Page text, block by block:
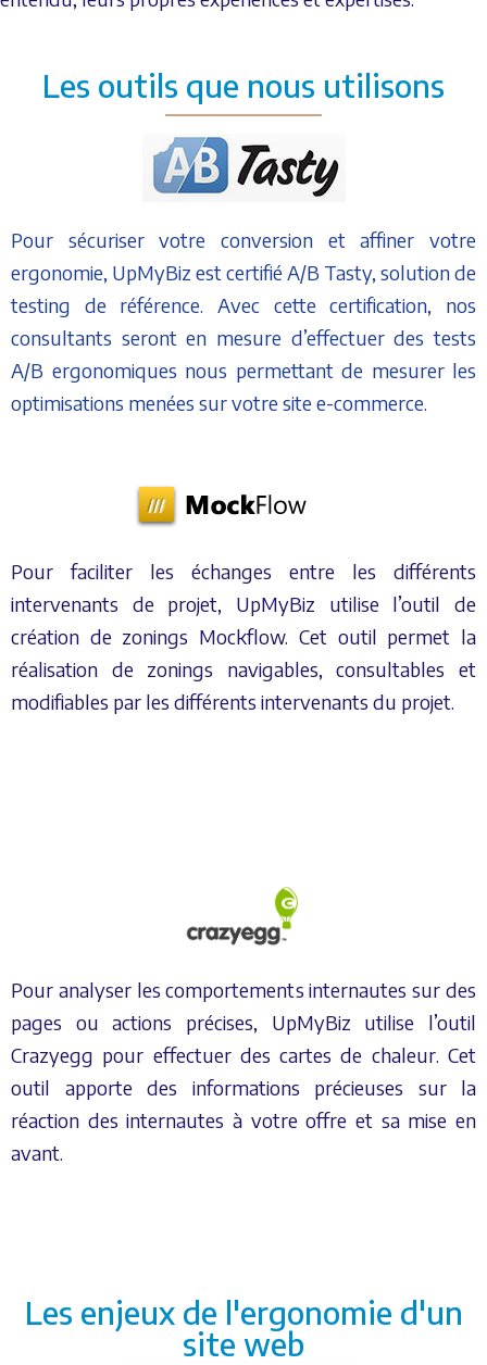
Les outils que nous utilisons
Pour sécuriser votre conversion et affiner votre
ergonomie, UpMyBiz est certifié A/B Tasty, solution de
testing de référence. Avec cette certification, nos
consultants seront en mesure d’effectuer des tests
A/B ergonomiques nous permettant de mesurer les
optimisations menées sur votre site e-commerce.
Pour faciliter les échanges entre les différents
intervenants de projet, UpMyBiz utilise l’outil de
création de zonings Mockflow. Cet outil permet la
réalisation de zonings navigables, consultables et
modifiables par les différents intervenants du projet.
Pour analyser les comportements internautes sur des
pages ou actions précises, UpMyBiz utilise l’outil
Crazyegg pour effectuer des cartes de chaleur. Cet
outil apporte des informations précieuses sur la
réaction des internautes à votre offre et sa mise en
avant.
Les enjeux de l'ergonomie d'un
site web